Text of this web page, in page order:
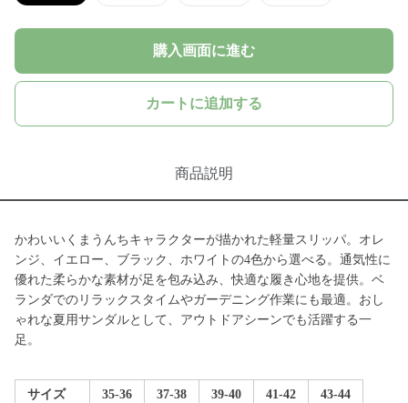
購入画面に進む
カートに追加する
商品説明
かわいいくまうんちキャラクターが描かれた軽量スリッパ。オレ
ンジ、イエロー、ブラック、ホワイトの4色から選べる。通気性に
優れた柔らかな素材が足を包み込み、快適な履き心地を提供。ベ
ランダでのリラックスタイムやガーデニング作業にも最適。おし
ゃれな夏用サンダルとして、アウトドアシーンでも活躍する一
足。
サイズ 35-36 37-38 39-40 41-42 43-44